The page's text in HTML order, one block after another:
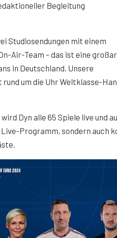
Begleitung
Studiosendungen mit einem
Air-Team – das ist eine
in Deutschland. Unsere
um die Uhr Weltklasse-
Dyn alle 65 Spiele live und
Programm, sondern auch